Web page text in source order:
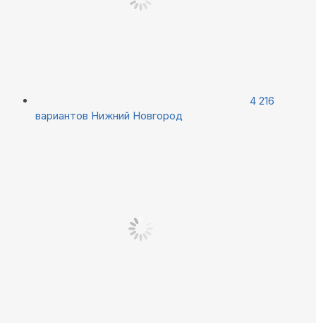
4 216
вариантов Нижний Новгород